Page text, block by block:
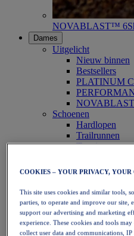
NOVABLAST™ 6
Dames
Uitgelicht
Nieuw binnen
Bestsellers
PLATINUM
Schoenen
Hardlopen
Trailrunnen
Tennis
Handbal
Netbal
SportStyle
Bovenkleding
Sport-bh's
Tanktops
COOKIES – YOUR PRIVACY, YOUR
This site uses cookies and similar tools,
parties, to operate and improve our site,
support our advertising and marketing
experience. These cookies and tools
collect user data and communications,